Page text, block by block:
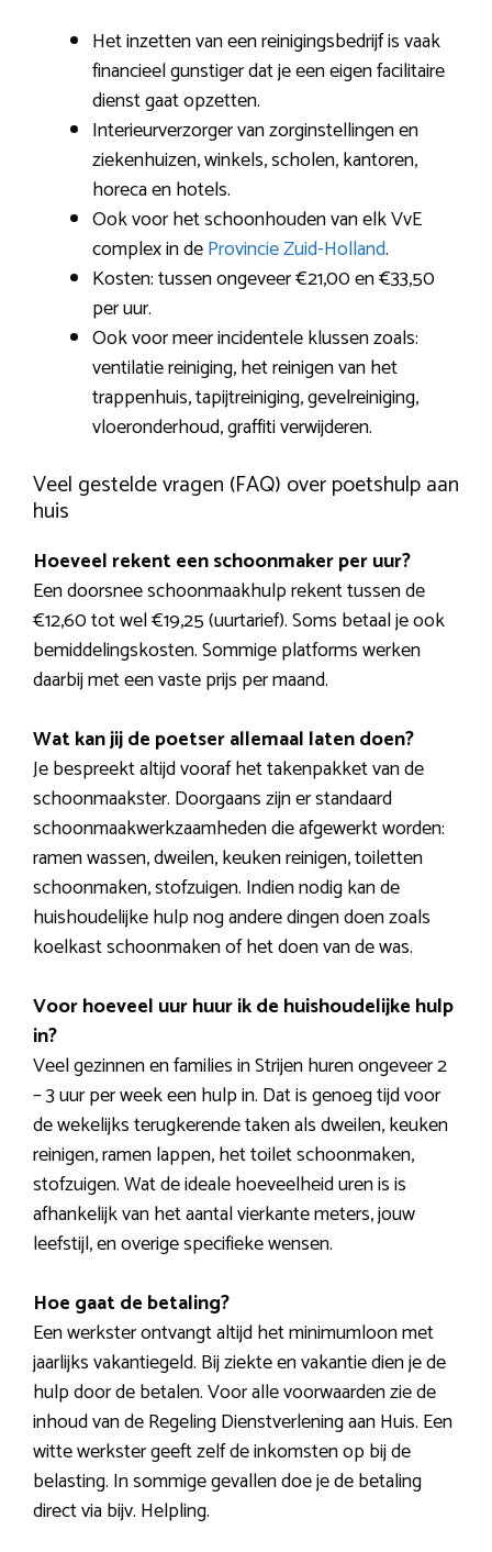
Het inzetten van een reinigingsbedrijf is vaak
financieel gunstiger dat je een eigen facilitaire
dienst gaat opzetten.
Interieurverzorger van zorginstellingen en
ziekenhuizen, winkels, scholen, kantoren,
horeca en hotels.
Ook voor het schoonhouden van elk VvE
complex in deProvincie Zuid-Holland.
Kosten: tussen ongeveer €21,00 en €33,50
per uur.
Ook voor meer incidentele klussen zoals:
ventilatie reiniging, het reinigen van het
trappenhuis, tapijtreiniging, gevelreiniging,
vloeronderhoud, graffiti verwijderen.
Veel gestelde vragen (FAQ) over poetshulp aan
huis
Hoeveel rekent een schoonmaker per uur?
Een doorsnee schoonmaakhulp rekent tussen de
€12,60 tot wel €19,25 (uurtarief). Soms betaal je ook
bemiddelingskosten. Sommige platforms werken
daarbij met een vaste prijs per maand.
Wat kan jij de poetser allemaal laten doen?
Je bespreekt altijd vooraf het takenpakket van de
schoonmaakster. Doorgaans zijn er standaard
schoonmaakwerkzaamheden die afgewerkt worden:
ramen wassen, dweilen, keuken reinigen, toiletten
schoonmaken, stofzuigen. Indien nodig kan de
huishoudelijke hulp nog andere dingen doen zoals
koelkast schoonmaken of het doen van de was.
Voor hoeveel uur huur ik de huishoudelijke hulp
in?
Veel gezinnen en families in Strijen huren ongeveer 2
– 3 uur per week een hulp in. Dat is genoeg tijd voor
de wekelijks terugkerende taken als dweilen, keuken
reinigen, ramen lappen, het toilet schoonmaken,
stofzuigen. Wat de ideale hoeveelheid uren is is
afhankelijk van het aantal vierkante meters, jouw
leefstijl, en overige specifieke wensen.
Hoe gaat de betaling?
Een werkster ontvangt altijd het minimumloon met
jaarlijks vakantiegeld. Bij ziekte en vakantie dien je de
hulp door de betalen. Voor alle voorwaarden zie de
inhoud van de Regeling Dienstverlening aan Huis. Een
witte werkster geeft zelf de inkomsten op bij de
belasting. In sommige gevallen doe je de betaling
direct via bijv. Helpling.